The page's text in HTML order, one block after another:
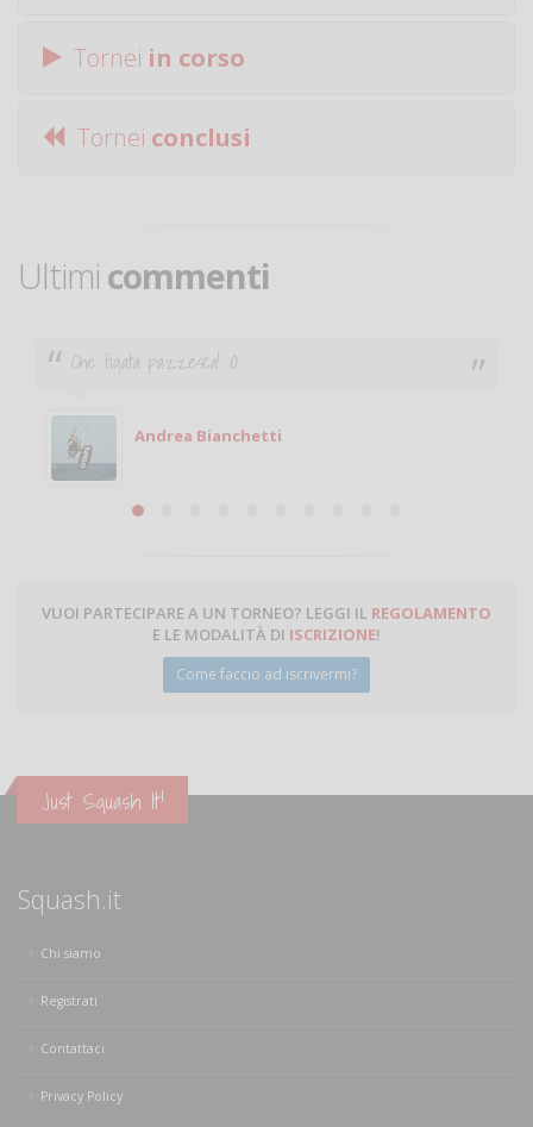
Tornei in corso
Tornei conclusi
Ultimi commenti
Ciao. Sono a Treviglio da poco e vorrei tornare a
giocare. Se sei in zona e puoi giocare fammi sapere.
Michele
Michele Miglionico
VUOI PARTECIPARE A UN TORNEO? LEGGI IL REGOLAMENTO
E LE MODALITÀ DI ISCRIZIONE!
Come faccio ad iscrivermi?
Just Squash It!
Squash.it
Chi siamo
Registrati
Contattaci
Privacy Policy